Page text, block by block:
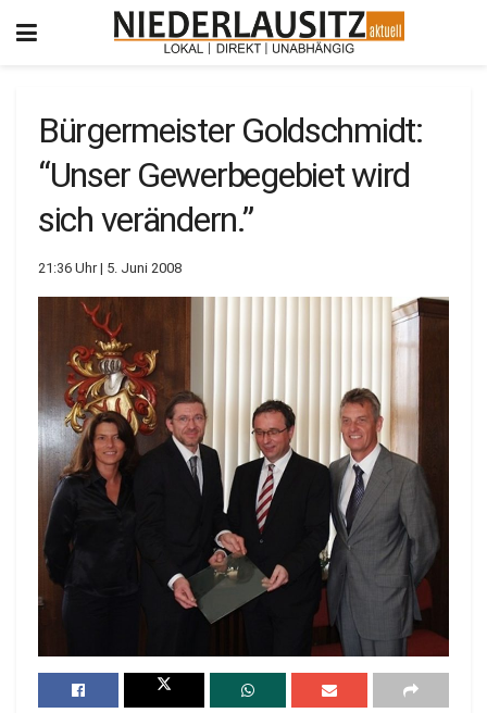
Bürgermeister Goldschmidt:
“Unser Gewerbegebiet wird
sich verändern.”
21:36 Uhr | 5. Juni 2008